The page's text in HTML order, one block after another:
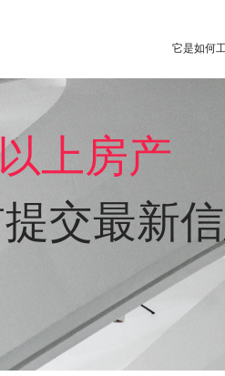
它是如何
上房产
交最新